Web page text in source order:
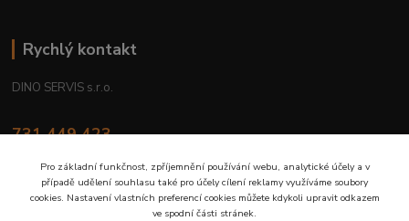
Rychlý kontakt
DINO SERVIS s.r.o.
731 449 423
prodejna@dinoservis.cz
Pro základní funkčnost, zpříjemnění používání webu, analytické účely a v
případě udělení souhlasu také pro účely cílení reklamy využíváme soubory
cookies. Nastavení vlastních preferencí cookies můžete kdykoli upravit odkazem
ve spodní části stránek.